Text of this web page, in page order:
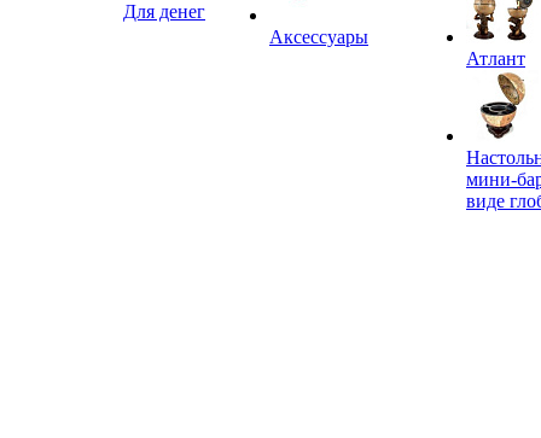
Для денег
Аксессуары
Атлант
мини-
виде